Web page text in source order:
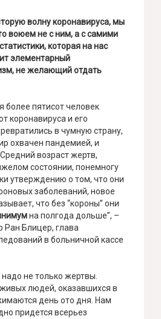
волну коронавируса, мы
воюем не с ним, а с самими
которая на нас
элементарный
не желающий отдать
более пятисот человек
коронавируса и его
в чумную страну,
охвачен пандемией, и
возраст жертв,
состоянии, понемногу
утверждению о том, что они
заболеваний, новое
что без “короны” они
на полгода дольше”, –
Ран Блицер, глава
в больничной кассе
не только жертвы.
людей, оказавшихся в
день ото дня. Нам
придется всерьез